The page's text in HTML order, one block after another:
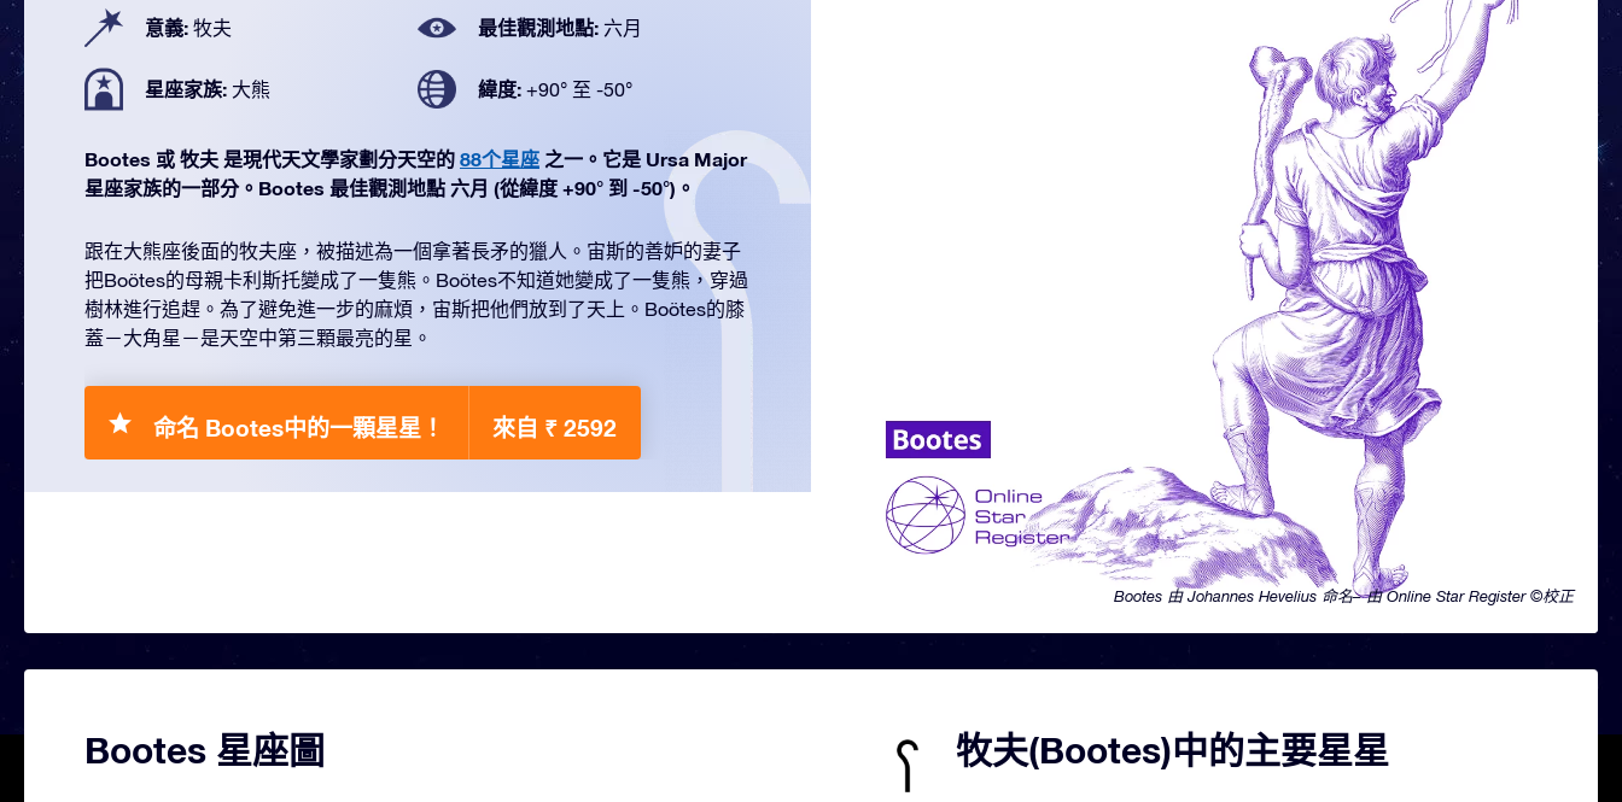
Bootes 由 Johannes Hevelius 命名– 由 Online Star Register ©校正
意義: 牧夫 最佳觀測地點: 六月
星座家族: 大熊 緯度: +90° 至 -50°
Bootes 或 牧夫 是現代天文學家劃分天空的 88个星座 之一。它是 Ursa Major
星座家族的一部分。Bootes 最佳觀測地點 六月 (從緯度 +90° 到 -50°)。
跟在大熊座後面的牧夫座，被描述為一個拿著長矛的獵人。宙斯的善妒的妻子
把Boötes的母親卡利斯托變成了一隻熊。Boötes不知道她變成了一隻熊，穿過
樹林進行追趕。為了避免進一步的麻煩，宙斯把他們放到了天上。Boötes的膝
蓋－大角星－是天空中第三顆最亮的星。
命名 Bootes中的一顆星星！ 來自 ₹ 2592
Bootes 星座圖 牧夫(Bootes)中的主要星星